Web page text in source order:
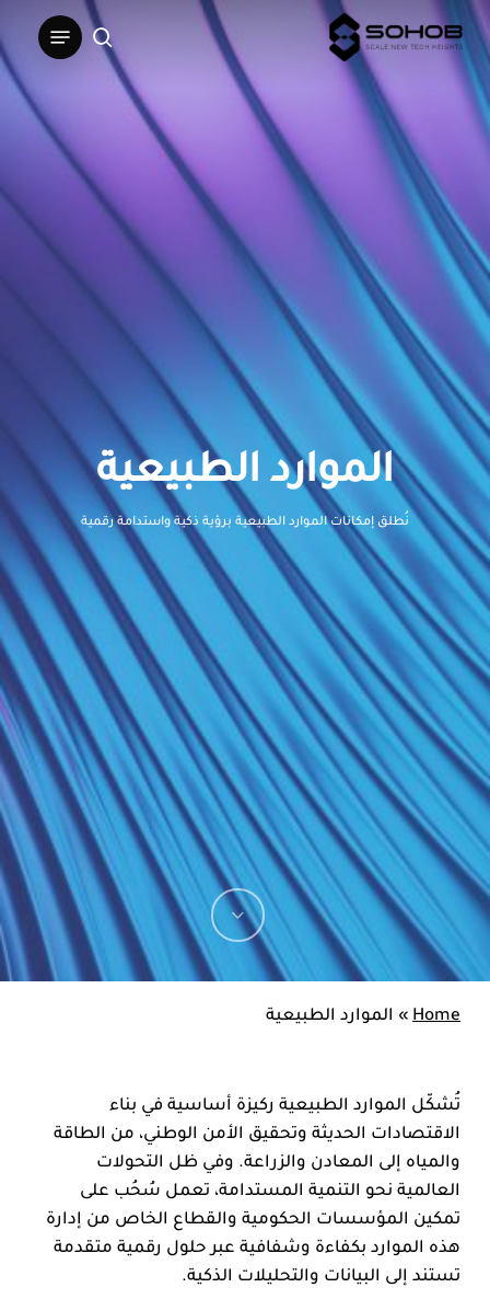
Skip
to
main
content
search
Menu
الموارد الطبيعية
نُطلق إمكانات الموارد الطبيعية برؤية ذكية واستدامة رقمية
Home
» الموارد الطبيعية
تُشكّل الموارد الطبيعية ركيزة أساسية في بناء
الاقتصادات الحديثة وتحقيق الأمن الوطني، من الطاقة
والمياه إلى المعادن والزراعة. وفي ظل التحولات
العالمية نحو التنمية المستدامة، تعمل سُحُب على
تمكين المؤسسات الحكومية والقطاع الخاص من إدارة
هذه الموارد بكفاءة وشفافية عبر حلول رقمية متقدمة
تستند إلى البيانات والتحليلات الذكية.